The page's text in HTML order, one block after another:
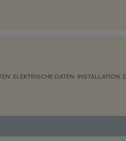
ELEKTRISCHE DATEN INSTALLATION